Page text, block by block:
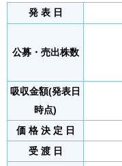
発 表 日
公募・売出株数
吸収金額(発表日
時点)
価 格 決 定 日
受 渡 日